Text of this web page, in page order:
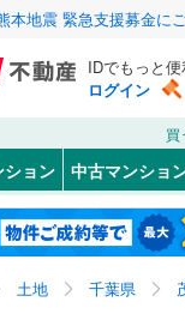
本地震 緊急支援募金に
IDでもっと便
ログイン
買
ョン 中古マンショ
土地 千葉県
北海道
青森
東京
中央区(91)
若葉区(41)
粟生野(43)
上太田(1)
北塚(1
常磐線(0)
内房線(0)
鹿島線(0)
武蔵野線
(0
配置、向き、
前道6m以上
平坦地（0）